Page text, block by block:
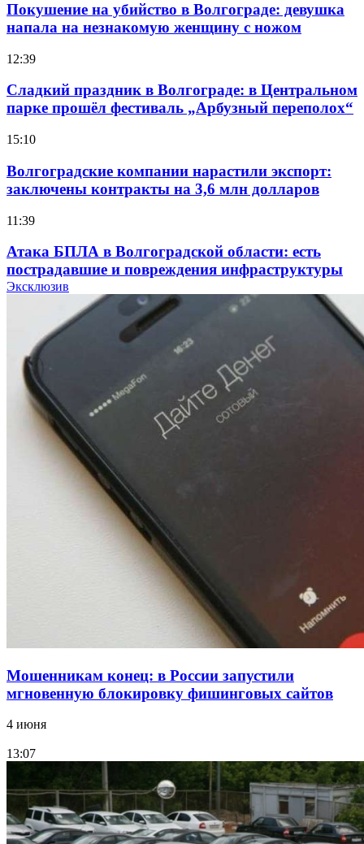
Покушение на убийство в Волгограде: девушка
напала на незнакомую женщину с ножом
12:39
Сладкий праздник в Волгограде: в Центральном
парке прошёл фестиваль „Арбузный переполох“
15:10
Волгоградские компании нарастили экспорт:
заключены контракты на 3,6 млн долларов
11:39
Атака БПЛА в Волгоградской области: есть
пострадавшие и повреждения инфраструктуры
Волгоградские вузы в топе зарплатного
рейтинга: ВолгГТУ и ВолгГМУ вошли в топ‑15
для химической отрасли и фармацевтики
18:39
В Красноармейском районе Волгограда стартует
конкурс на ремонт моста через Волго‑Донской
судоходный канал
Фестиваль #ТриЧетыре в Волгограде пройдёт
11–13 сентября в рамках Года единства народов
Эксклюзив
Мошенникам конец: в России запустили
мгновенную блокировку фишинговых сайтов
4 июня
13:07